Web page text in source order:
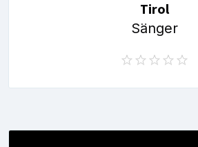
Tirol
Sänger